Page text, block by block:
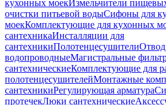
кухонных моекИзмельчители
очистки питьевой водыСифоны для
моекКомплектующие для кухонных
сантехникаИнсталляции для
сантехникиПолотенцесушители
водопроводныеМагистральные
сантехническиеКомплектующие для
полотенцесушителейМонтажные
сантехникиРегулирующая арматура
протечекЛюки сантехнические